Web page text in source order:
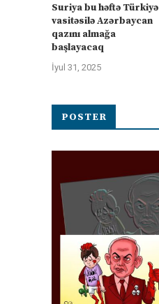
Suriya bu həftə Türkiyə
vasitəsilə Azərbaycan
qazını almağa
başlayacaq
İyul 31, 2025
POSTER